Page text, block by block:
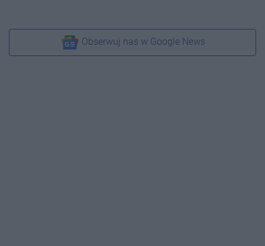
Obserwuj nas w Google News